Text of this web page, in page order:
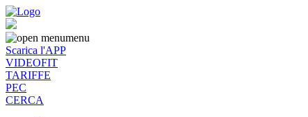
menu
Scarica l'APP
VIDEOFIT
TARIFFE
PEC
CERCA